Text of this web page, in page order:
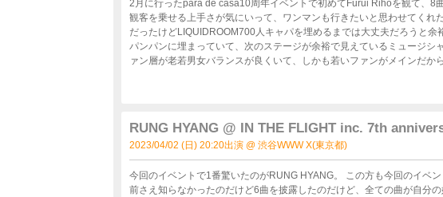
てくれていて良かったかな。
2月に行ったpara de casa10周年イベントで初めてFurui Rihoを観て、8
観客を乗せる上手さが気にいって、ワンマンも行きたいと思わせてくれたので足を早
だったけどLIQUIDROOM700人キャパを埋めるまでは大丈夫だろうと
パンパンに埋まっていて、次のステージが余裕で見えているミュージシ
ァン層が老若男女バランスが良くいて、しかも若いファンがメインだか
ュージシャンの歴よりもファンの寿命の方が短いのは新たなファンを開
いなか(後で知っだけどツアーサポートもしていたのね) I'm freeのイントロと共に登場。 観客席を一通り見回して、遠くけ
ら見ても感極まっているのだろうなと思った(MCで涙が出そうと言ってい
さな身体でステージを端から端まで使用し、何処からあのパワーが出て
のデビュー時のボーカルに、aikoのステージを合わせたような良質なス
クラスで、コレでもかというくらいのレーザーも心意気を感じてしまった。 途中、弾き語りでは自分の歴史を振り
RUNG HYANG @ IN THE FLIGHT inc. 7th
2023/04/02 (日) 20:20出演 @ 渋谷WWW X(東京都)
今回のイベントで1番驚いたのがRUNG HYANG。 この方も今回のイベ
前さえ知らなかったのだけど6曲を披露したのだけど、全ての曲が自分